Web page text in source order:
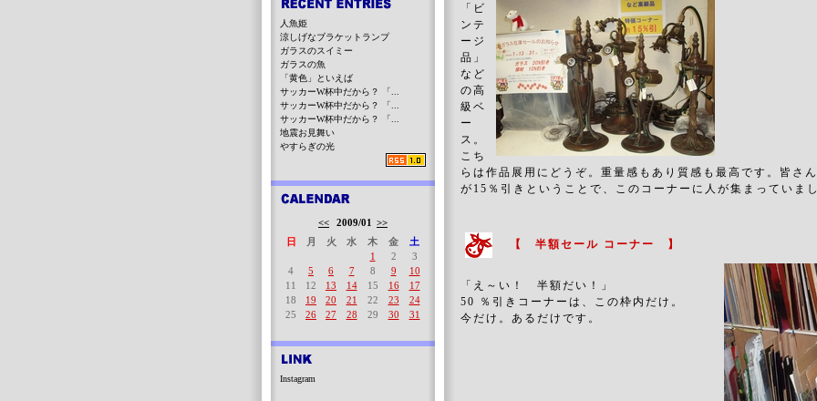
「ビ
ンテ
ージ
品」
など
の高
級ベ
ー
ス。
こち
らは作品展用にどうぞ。重量感もあり質感も最高です。皆さ
が15％引きということで、このコーナーに人が集まっていま
【 半額セール コーナー 】
「え～い！ 半額だい！」
50 ％引き コーナーは、この枠内だけ。
今だけ。あるだけです。
人魚姫
涼しげなブラケットランプ
ガラスのスイミー
ガラスの魚
「黄色」といえば
サッカーW杯中だから？ 「...
サッカーW杯中だから？ 「...
サッカーW杯中だから？ 「...
地震お見舞い
やすらぎの光
<< 2009/01 >>
日
月 火 水 木 金
土
1
2
3
4
5 6 7 8 9
10
11
12 13 14 15 16
17
18
19 20 21 22 23
24
25
26 27 28 29 30 31
Instagram